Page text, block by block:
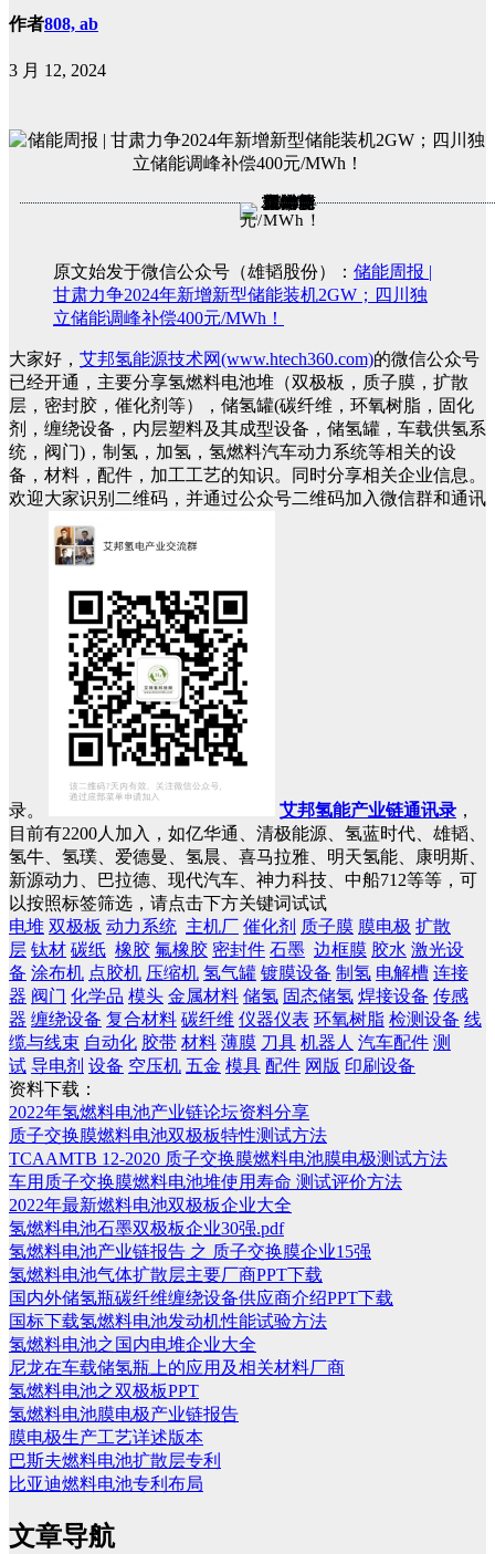
作者808, ab
3 月 12, 2024
原文始发于微信公众号（雄韬股份）： 储能周报 |
甘肃力争2024年新增新型储能装机2GW；四川独
立储能调峰补偿400元/MWh！
大家好， 艾邦氢能源技术网(www.htech360.com)的微信公众号
已经开通，主要分享氢燃料电池堆（双极板，质子膜，扩散
层，密封胶，催化剂等），储氢罐(碳纤维，环氧树脂，固化
剂，缠绕设备，内层塑料及其成型设备，储氢罐，车载供氢系
统，阀门)，制氢，加氢，氢燃料汽车动力系统等相关的设
备，材料，配件，加工工艺的知识。同时分享相关企业信息。
欢迎大家识别二维码，并通过公众号二维码加入微信群和通讯
录。 艾邦氢能产业链通讯录 ，
目前有2200人加入，如亿华通、清极能源、氢蓝时代、雄韬、
氢牛、氢璞、爱德曼、氢晨、喜马拉雅、明天氢能、康明斯、
新源动力、巴拉德、现代汽车、神力科技、中船712等等，可
以按照标签筛选，请点击下方关键词试试
电堆 双极板 动力系统 主机厂 催化剂 质子膜 膜电极 扩散
层 钛材 碳纸 橡胶 氟橡胶 密封件 石墨 边框膜 胶水 激光设
备 涂布机 点胶机 压缩机 氢气罐 镀膜设备 制氢 电解槽 连接
器 阀门 化学品 模头 金属材料 储氢 固态储氢 焊接设备 传感
器 缠绕设备 复合材料 碳纤维 仪器仪表 环氧树脂 检测设备 线
缆与线束 自动化 胶带 材料 薄膜 刀具 机器人 汽车配件 测
试 导电剂 设备 空压机 五金 模具 配件 网版 印刷设备
资料下载：
2022年氢燃料电池产业链论坛资料分享
质子交换膜燃料电池双极板特性测试方法
TCAAMTB 12-2020 质子交换膜燃料电池膜电极测试方法
车用质子交换膜燃料电池堆使用寿命 测试评价方法
2022年最新燃料电池双极板企业大全
氢燃料电池石墨双极板企业30强.pdf
氢燃料电池产业链报告 之 质子交换膜企业15强
氢燃料电池气体扩散层主要厂商PPT下载
国内外储氢瓶碳纤维缠绕设备供应商介绍PPT下载
国标下载氢燃料电池发动机性能试验方法
氢燃料电池之国内电堆企业大全
尼龙在车载储氢瓶上的应用及相关材料厂商
氢燃料电池之双极板PPT
氢燃料电池膜电极产业链报告
膜电极生产工艺详述版本
巴斯夫燃料电池扩散层专利
比亚迪燃料电池专利布局
文章导航